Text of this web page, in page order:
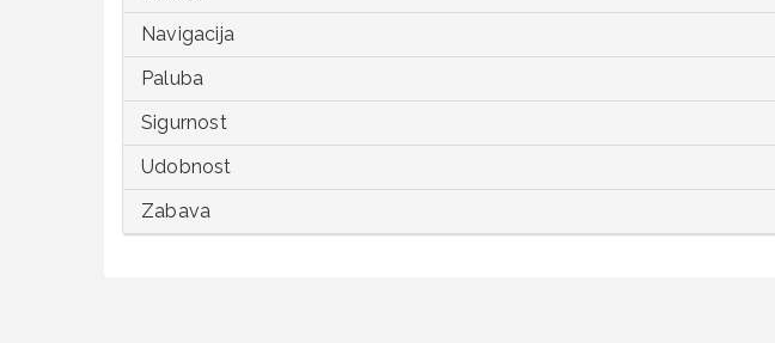
Navigacija
Paluba
Sigurnost
Udobnost
Zabava